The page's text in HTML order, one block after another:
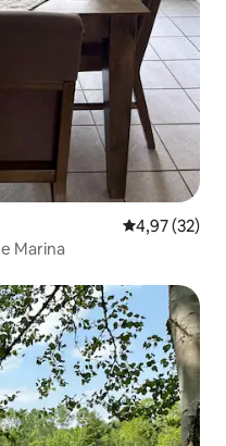
4,97 de uma
4,97 (32)
Marina
hóspedes